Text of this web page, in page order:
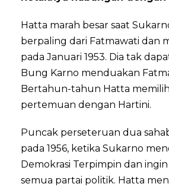
Hatta marah besar saat
berpaling dari Fatmawati dan
pada Januari 1953. Dia tak
Bung Karno menduakan
Bertahun-tahun Hatta
pertemuan dengan Hartini.
Puncak perseteruan dua
pada 1956, ketika Sukarno
Demokrasi Terpimpin dan
semua partai politik. Hatta